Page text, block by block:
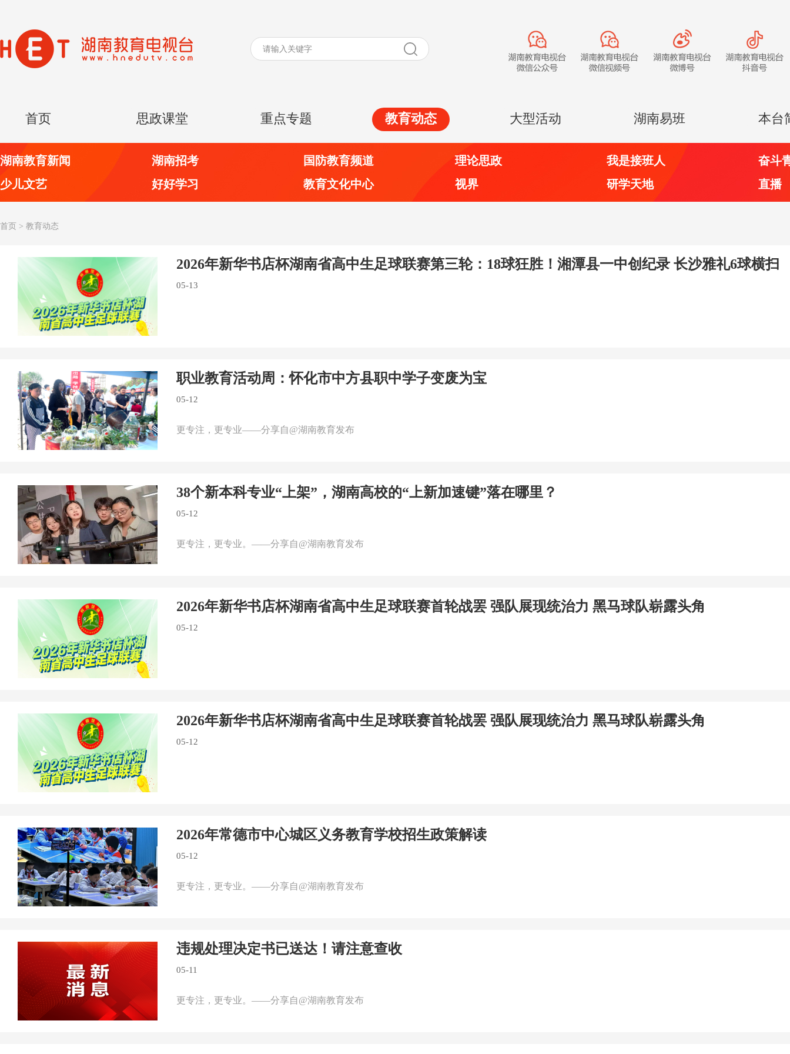
首页 思政课堂 重点专题 教育动态 大型活动 湖南易班 本台
湖南教育新闻 湖南招考 国防教育频道 理论思政 我是接班人
奋斗
少儿文艺
好好学习 教育文化中心 视界 研学天地 直播
首页 > 教育动态
2026年新华书店杯湖南省高中生足球联赛第三轮：18球狂胜！湘潭县一中创纪录 长沙雅礼6球横扫
05-13
职业教育活动周：怀化市中方县职中学子变废为宝
05-12
更专注，更专业——分享自@湖南教育发布
38个新本科专业“上架”，湖南高校的“上新加速键”落在哪里？
05-12
更专注，更专业。——分享自@湖南教育发布
2026年新华书店杯湖南省高中生足球联赛首轮战罢 强队展现统治力 黑马球队崭露头角
05-12
2026年新华书店杯湖南省高中生足球联赛首轮战罢 强队展现统治力 黑马球队崭露头角
05-12
2026年常德市中心城区义务教育学校招生政策解读
05-12
更专注，更专业。——分享自@湖南教育发布
违规处理决定书已送达！请注意查收
05-11
更专注，更专业。——分享自@湖南教育发布